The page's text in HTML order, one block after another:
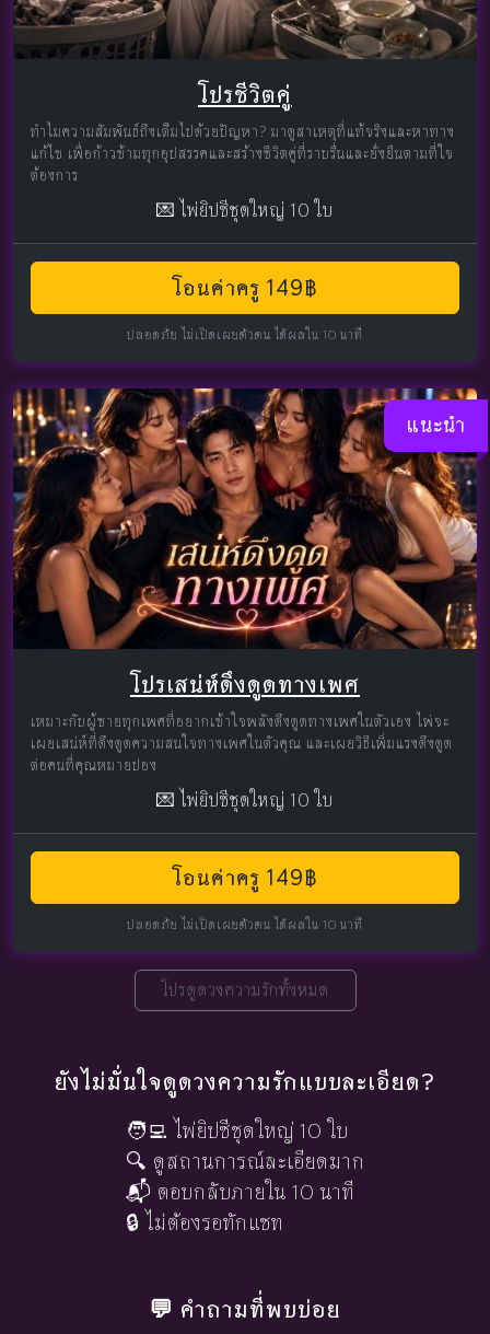
โปรชีวิตคู่
ทำไมความสัมพันธ์ถึงเต็มไปด้วยปัญหา? มาดูสาเหตุที่แท้จริงและหาทาง
แก้ไข เพื่อก้าวข้ามทุกอุปสรรคและสร้างชีวิตคู่ที่ราบรื่นและยั่งยืนตามที่ใจ
ต้องการ
💌 ไพ่ยิปซีชุดใหญ่ 10 ใบ
โอนค่าครู 149฿
ปลอดภัย ไม่เปิดเผยตัวตน ได้ผลใน 10 นาที
แนะนำ
โปรเสน่ห์ดึงดูดทางเพศ
เหมาะกับผู้ชายทุกเพศที่อยากเข้าใจพลังดึงดูดทางเพศในตัวเอง ไพ่จะ
เผยเสน่ห์ที่ดึงดูดความสนใจทางเพศในตัวคุณ และเผยวิธีเพิ่มแรงดึงดูด
ต่อคนที่คุณหมายปอง
💌 ไพ่ยิปซีชุดใหญ่ 10 ใบ
โอนค่าครู 149฿
ปลอดภัย ไม่เปิดเผยตัวตน ได้ผลใน 10 นาที
โปรดูดวงความรักทั้งหมด
ยังไม่มั่นใจดูดวงความรักแบบละเอียด?
🧑‍💻 ไพ่ยิปซีชุดใหญ่ 10 ใบ
🔍 ดูสถานการณ์ละเอียดมาก
📬 ตอบกลับภายใน 10 นาที
🔒 ไม่ต้องรอทักแชท
💬 คำถามที่พบบ่อย